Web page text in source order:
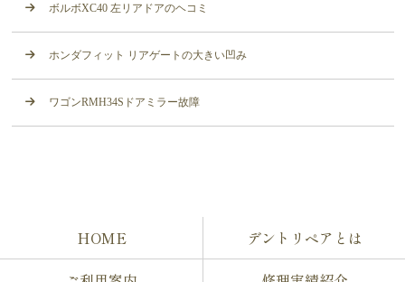
ボルボXC40 左リアドアのヘコミ
ホンダフィット リアゲートの大きい凹み
ワゴンRMH34Sドアミラー故障
HOME
デントリペアとは